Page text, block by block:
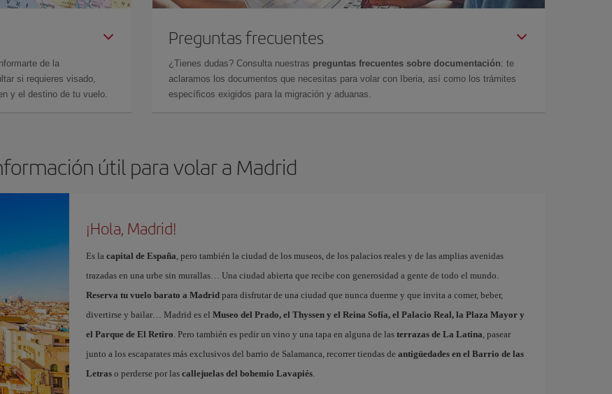
de la
si requieres visado,
y el destino de tu vuelo.
Preguntas frecuentes
¿Tienes dudas? Consulta nuestras preguntas frecuentes sobre documentación: te
aclaramos los documentos que necesitas para volar con Iberia, así como los trámites
específicos exigidos para la migración y aduanas.
útil para volar a Madrid
¡Hola, Madrid!
Es la capital de España, pero también la ciudad de los museos, de los palacios reales y de las amplias avenidas
trazadas en una urbe sin murallas… Una ciudad abierta que recibe con generosidad a gente de todo el mundo.
Reserva tu vuelo barato a Madridpara disfrutar de una ciudad que nunca duerme y que invita a comer, beber,
divertirse y bailar… Madrid es el Museo del Prado, el Thyssen y el Reina Sofía, el Palacio Real, la Plaza Mayor y
el Parque de El Retiro. Pero también es pedir un vino y una tapa en alguna de las terrazas de La Latina, pasear
junto a los escaparates más exclusivos del barrio de Salamanca, recorrer tiendas de antigüedades en el Barrio de las
Letraso perderse por las callejuelas del bohemio Lavapiés.